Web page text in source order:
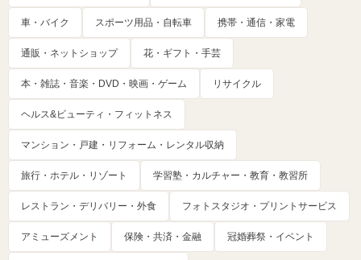
車・バイク スポーツ用品・自転車 携帯・通信・家電
通販・ネットショップ 花・ギフト・手芸
本・雑誌・音楽・DVD・映画・ゲーム リサイクル
ヘルス&ビューティ・フィットネス
マンション・戸建・リフォーム・レンタル収納
旅行・ホテル・リゾート 学習塾・カルチャー・教育・教習所
レストラン・デリバリー・外食 フォトスタジオ・プリントサービス
アミューズメント 保険・共済・金融 冠婚葬祭・イベント